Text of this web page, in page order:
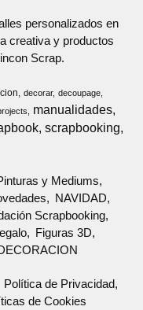
personalizados en
creativa y productos
Scrap.
decorar
decoupage
manualidades
scrapbooking
y Mediums
NAVIDAD
Scrapbooking
Figuras 3D
Política de Privacidad
de Cookies